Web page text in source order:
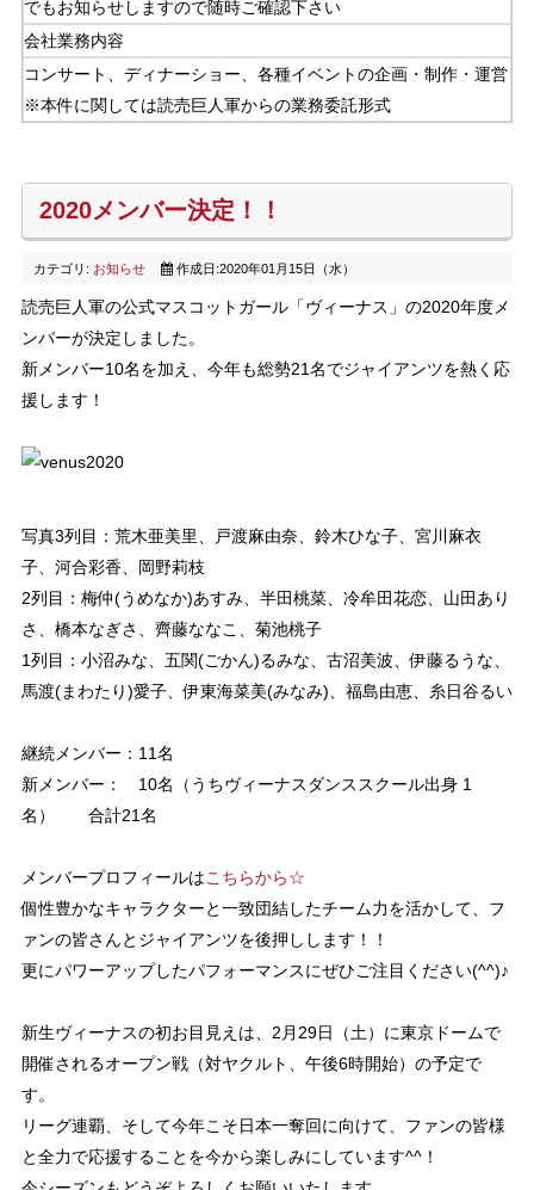
でもお知らせしますので随時ご確認下さい
会社業務内容
コンサート、ディナーショー、各種イベントの企画・制作・運営
※本件に関しては読売巨人軍からの業務委託形式
2020メンバー決定！！
カテゴリ: お知らせ 作成日:2020年01月15日（水）
読売巨人軍の公式マスコットガール「ヴィーナス」の2020年度メ
ンバーが決定しました。
新メンバー10名を加え、今年も総勢21名でジャイアンツを熱く応
援します！
写真3列目：荒木亜美里、戸渡麻由奈、鈴木ひな子、宮川麻衣
子、河合彩香、岡野莉枝
2列目：梅仲(うめなか)あすみ、半田桃菜、冷牟田花恋、山田あり
さ、橋本なぎさ、齊藤ななこ、菊池桃子
1列目：小沼みな、五関(ごかん)るみな、古沼美波、伊藤るうな、
馬渡(まわたり)愛子、伊東海菜美(みなみ)、福島由恵、糸日谷るい
継続メンバー：11名
新メンバー： 10名（うちヴィーナスダンススクール出身 1
名） 合計21名
メンバープロフィールはこちらから☆
個性豊かなキャラクターと一致団結したチーム力を活かして、フ
ァンの皆さんとジャイアンツを後押しします！！
更にパワーアップしたパフォーマンスにぜひご注目ください(^^)♪
新生ヴィーナスの初お目見えは、2月29日（土）に東京ドームで
開催されるオープン戦（対ヤクルト、午後6時開始）の予定で
す。
リーグ連覇、そして今年こそ日本一奪回に向けて、ファンの皆様
と全力で応援することを今から楽しみにしています^^！